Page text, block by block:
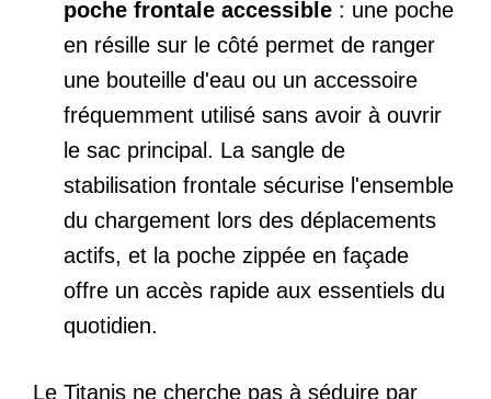
poche frontale accessible : une poche
en résille sur le côté permet de ranger
une bouteille d'eau ou un accessoire
fréquemment utilisé sans avoir à ouvrir
le sac principal. La sangle de
stabilisation frontale sécurise l'ensemble
du chargement lors des déplacements
actifs, et la poche zippée en façade
offre un accès rapide aux essentiels du
quotidien.
Le Titanis ne cherche pas à séduire par